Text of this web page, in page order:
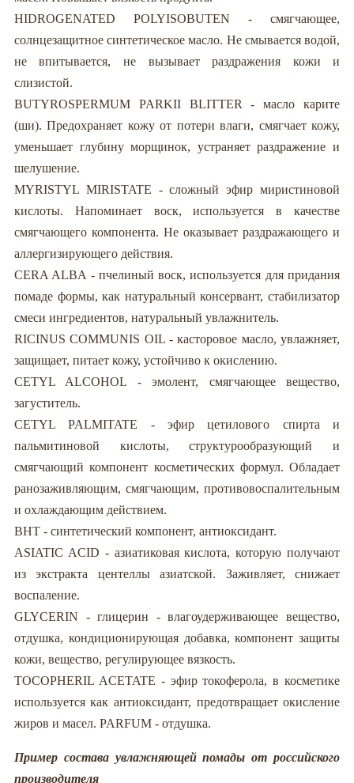
HIDROGENATED POLYISOBUTEN - смягчающее,
солнцезащитное синтетическое масло. Не смывается водой,
не впитывается, не вызывает раздражения кожи и
слизистой.
BUTYROSPERMUM PARKII BLITTER - масло карите
(ши). Предохраняет кожу от потери влаги, смягчает кожу,
уменьшает глубину морщинок, устраняет раздражение и
шелушение.
MYRISTYL MIRISTATE - сложный эфир миристиновой
кислоты. Напоминает воск, используется в качестве
смягчающего компонента. Не оказывает раздражающего и
аллергизирующего действия.
CERA ALBA - пчелиный воск, используется для придания
помаде формы, как натуральный консервант, стабилизатор
смеси ингредиентов, натуральный увлажнитель.
RICINUS COMMUNIS OIL - касторовое масло, увлажняет,
защищает, питает кожу, устойчиво к окислению.
CETYL ALCOHOL - эмолент, смягчающее вещество,
загуститель.
CETYL PALMITATE - эфир цетилового спирта и
пальмитиновой кислоты, структурообразующий и
смягчающий компонент косметических формул. Обладает
ранозаживляющим, смягчающим, противовоспалительным
и охлаждающим действием.
ВНТ - синтетический компонент, антиоксидант.
ASIATIC ACID - азиатиковая кислота, которую получают
из экстракта центеллы азиатской. Заживляет, снижает
воспаление.
GLYCERIN - глицерин - влагоудерживающее вещество,
отдушка, кондиционирующая добавка, компонент защиты
кожи, вещество, регулирующее вязкость.
TOCOPHERIL ACETATE - эфир токоферола, в косметике
используется как антиоксидант, предотвращает окисление
жиров и масел. PARFUM - отдушка.
Пример состава увлажняющей помады от российского
производителя